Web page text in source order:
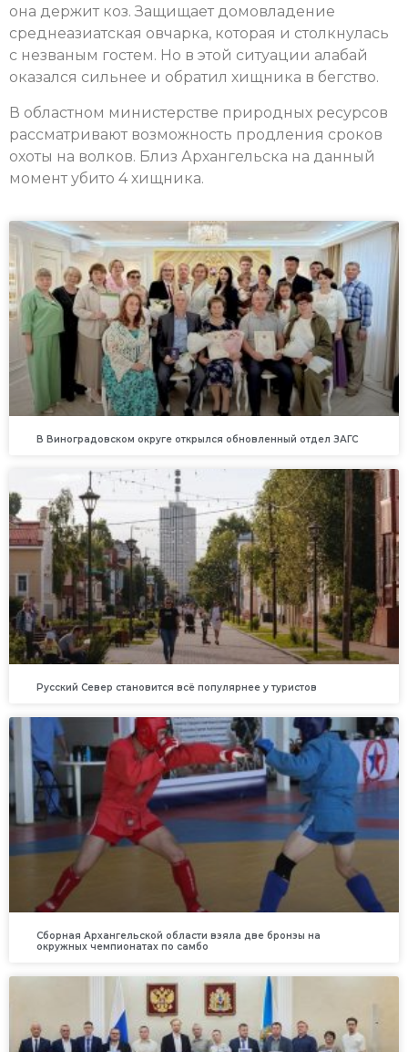
она держит коз. Защищает домовладение
среднеазиатская овчарка, которая и столкнулась
с незваным гостем. Но в этой ситуации алабай
оказался сильнее и обратил хищника в бегство.
В областном министерстве природных ресурсов
рассматривают возможность продления сроков
охоты на волков. Близ Архангельска на данный
момент убито 4 хищника.
В Виноградовском округе открылся обновленный отдел ЗАГС
Русский Север становится всё популярнее у туристов
Сборная Архангельской области взяла две бронзы на
окружных чемпионатах по самбо